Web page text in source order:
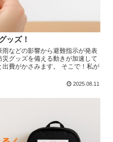
ッズ！
などの影響から避難指示が発表
グッズを備える動きが加速して
費がかさみます。 そこで！私が
2025.08.11